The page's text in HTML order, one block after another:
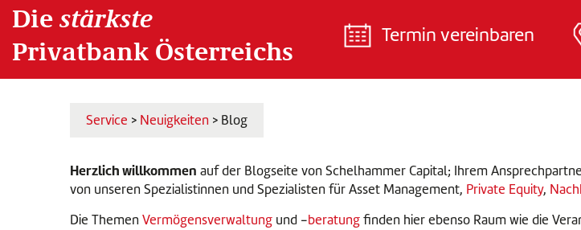
Diestärkste
Privatbank Österreichs
Termin vereinbaren
Service > Neuigkeiten > Blog
Herzlich willkommen auf der Blogseite von Schelhammer Capital; Ihrem
von unseren Spezialistinnen und Spezialisten für Asset Management, Private Equity,
Die Themen Vermögensverwaltung und -beratungfinden hier ebenso Raum wie die